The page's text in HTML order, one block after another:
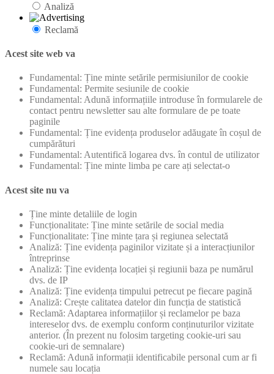
Analiză
Reclamă
Acest site web va
Fundamental: Ține minte setările permisiunilor de cookie
Fundamental: Permite sesiunile de cookie
Fundamental: Adună informațiile introduse în formularele de
contact pentru newsletter sau alte formulare de pe toate
paginile
Fundamental: Ține evidența produselor adăugate în coșul de
cumpărături
Fundamental: Autentifică logarea dvs. în contul de utilizator
Fundamental: Ține minte limba pe care ați selectat-o
Acest site nu va
Ține minte detaliile de login
Funcționalitate: Ține minte setările de social media
Funcționalitate: Ține minte țara și regiunea selectată
Analiză: Ține evidența paginilor vizitate și a interacțiunilor
întreprinse
Analiză: Ține evidența locației și regiunii baza pe numărul
dvs. de IP
Analiză: Ține evidența timpului petrecut pe fiecare pagină
Analiză: Crește calitatea datelor din funcția de statistică
Reclamă: Adaptarea informațiilor și reclamelor pe baza
intereselor dvs. de exemplu conform conținuturilor vizitate
anterior. (În prezent nu folosim targeting cookie-uri sau
cookie-uri de semnalare)
Reclamă: Adună informații identificabile personal cum ar fi
numele sau locația